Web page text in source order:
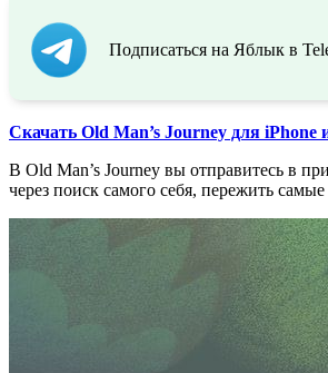
Подписаться на Яблык в
Скачать Old Man’s Journey для iPhone
В Old Man’s Journey вы отправитесь в
через поиск самого себя, пережить